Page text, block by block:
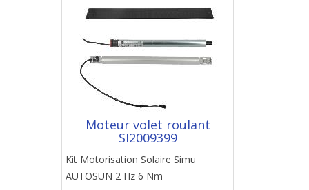
Moteur volet roulant
SI2009399
Kit Motorisation Solaire Simu
AUTOSUN 2 Hz 6 Nm